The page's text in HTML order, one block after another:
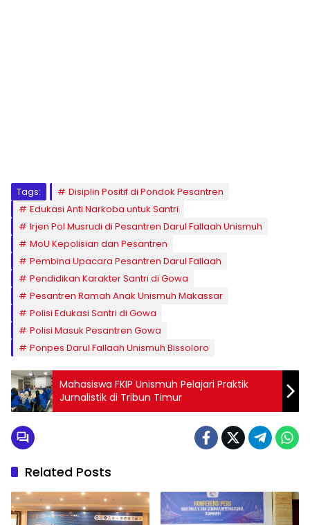
Tags:
Disiplin Positif di Pondok Pesantren
Edukasi Anti Narkoba untuk Santri
Irjen Pol Musrudi di Pesantren Darul Fallaah Unismuh
MoU Kepolisian dan Pesantren
Pembina Upacara Pesantren Darul Fallaah
Pendidikan Karakter Santri di Gowa
Pesantren Ramah Anak Unismuh Makassar
Polisi Edukasi Santri di Gowa
Polisi Masuk Pesantren Gowa
Ponpes Darul Fallaah Unismuh Bissoloro
Mahasiswa FKIP Unismuh Pelajari Praktik
Jurnalistik di Tribun Timur
Related Posts